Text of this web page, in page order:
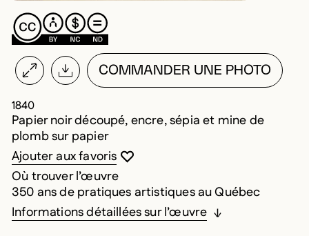
COMMANDER UNE PHOTO
1840
Papier noir découpé, encre, sépia et mine de
plomb sur papier
Vous devez être connecté pour ajouter
Fermer la modale
Ouvrir la modale
Ajouter aux favoris
Où trouver l’œuvre
350 ans de pratiques artistiques au Québec
Informations détaillées sur l’œuvre